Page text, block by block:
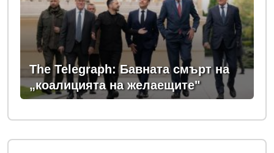
The Telegraph: Бавната смърт на
„коалицията на желаещите"